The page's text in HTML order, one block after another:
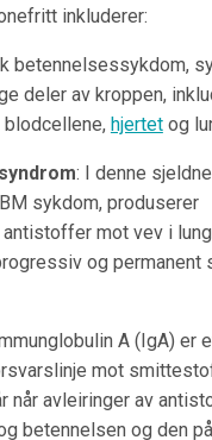
inkluderer:
betennelsessykdom,
deler av kroppen,
blodcellene, hjertetog
: I denne
sykdom, produserer
mot vev i
og permanent
A (IgA) er
mot
når avleiringer av
betennelsen og den